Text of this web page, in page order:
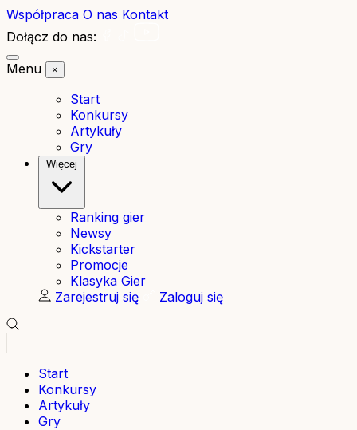
Współpraca O nas Kontakt
Dołącz do nas:
Menu
×
Start
Konkursy
Artykuły
Gry
Więcej
Ranking gier
Newsy
Kickstarter
Promocje
Klasyka Gier
Zarejestruj się
Zaloguj się
Start
Konkursy
Artykuły
Gry